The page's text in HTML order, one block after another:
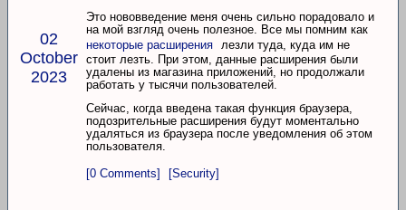
02
October
2023
Это нововведение меня очень сильно порадовало и
на мой взгляд очень полезное. Все мы помним как
некоторые расширения
лезли туда, куда им не
стоит лезть. При этом, данные расширения были
удалены из магазина приложений, но продолжали
работать у тысячи пользователей.
Сейчас, когда введена такая функция браузера,
подозрительные расширения будут моментально
удаляться из браузера после уведомления об этом
пользователя.
[0 Comments]
[Security]